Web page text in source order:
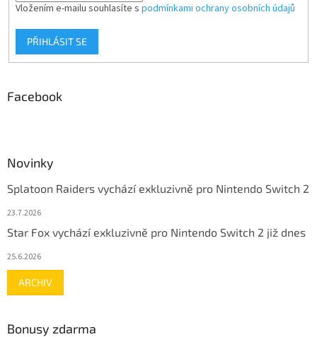
Vložením e-mailu souhlasíte s podmínkami ochrany osobních údajů
PŘIHLÁSIT SE
Facebook
Novinky
Splatoon Raiders vychází exkluzivně pro Nintendo Switch 2
23.7.2026
Star Fox vychází exkluzivně pro Nintendo Switch 2 již dnes
25.6.2026
ARCHIV
Bonusy zdarma